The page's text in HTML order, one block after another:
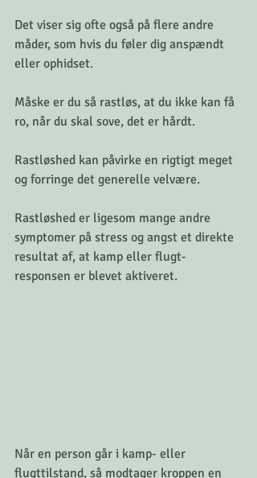
Det viser sig ofte også på flere andre
måder, som hvis du føler dig anspændt
eller ophidset.
Måske er du så rastløs, at du ikke kan få
ro, når du skal sove, det er hårdt.
Rastløshed kan påvirke en rigtigt meget
og forringe det generelle velvære.
Rastløshed er ligesom mange andre
symptomer på stress og angst et direkte
resultat af, at kamp eller flugt-
responsen er blevet aktiveret.
Når en person går i kamp- eller
flugttilstand, så modtager kroppen en